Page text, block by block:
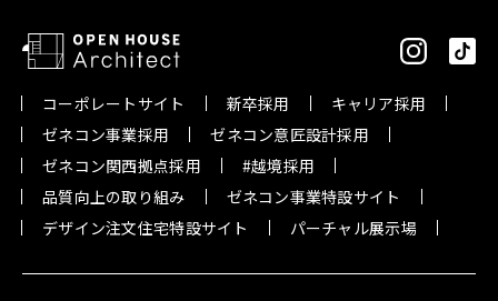
コーポレートサイト 新卒採用
キャリア採用
ゼネコン事業採用
ゼネコン意匠設計採用
ゼネコン関西拠点採用
#越境採用
品質向上の取り組み
ゼネコン事業特設サイト
デザイン注文住宅特設サイト
パーチャル展示場